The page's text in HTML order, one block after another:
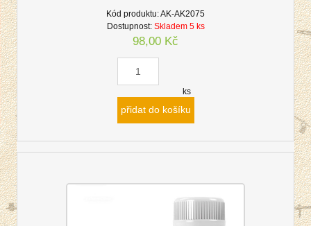
Kód produktu:AK-AK2075
Dostupnost: Skladem 5 ks
98,00 Kč
ks
přidat do košíku